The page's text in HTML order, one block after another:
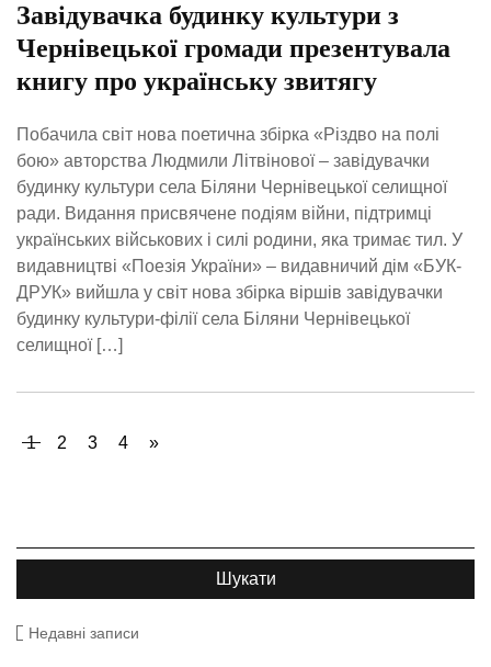
Завідувачка будинку культури з
Чернівецької громади презентувала
книгу про українську звитягу
Побачила світ нова поетична збірка «Різдво на полі
бою» авторства Людмили Літвінової – завідувачки
будинку культури села Біляни Чернівецької селищної
ради. Видання присвячене подіям війни, підтримці
українських військових і силі родини, яка тримає тил. У
видавництві «Поезія України» – видавничий дім «БУК-
ДРУК» вийшла у світ нова збірка віршів завідувачки
будинку культури-філії села Біляни Чернівецької
селищної […]
1 2 3 4 »
Недавні записи